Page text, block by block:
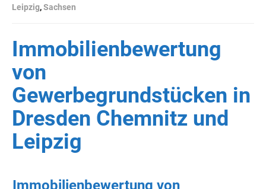
Leipzig,Sachsen
Immobilienbewertung
von
Gewerbegrundstücken in
Dresden Chemnitz und
Leipzig
Immobilienbewertung von